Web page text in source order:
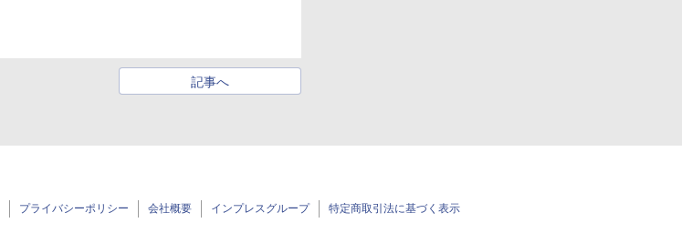
記事へ
プライバシーポリシー 会社概要 インプレスグループ 特定商取引法に基づく表示